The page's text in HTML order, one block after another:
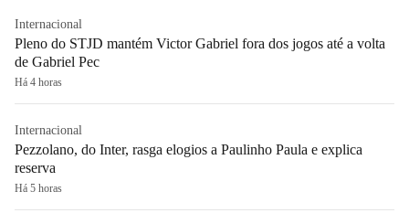
Internacional
Pleno do STJD mantém Victor Gabriel fora dos jogos até a volta
de Gabriel Pec
Há 4 horas
Internacional
Pezzolano, do Inter, rasga elogios a Paulinho Paula e explica
reserva
Há 5 horas